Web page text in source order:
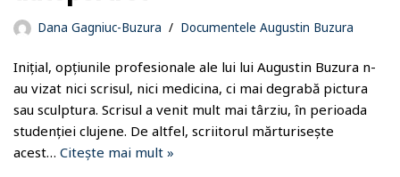
Dana Gagniuc-Buzura Documentele Augustin Buzura
Inițial, opțiunile profesionale ale lui lui Augustin Buzura n-
au vizat nici scrisul, nici medicina, ci mai degrabă pictura
sau sculptura. Scrisul a venit mult mai târziu, în perioada
studenției clujene. De altfel, scriitorul mărturisește
acest… Citește mai mult »